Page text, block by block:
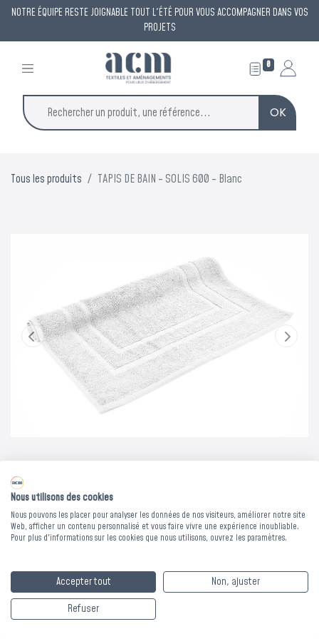
NOTRE ÉQUIPE RESTE JOIGNABLE TOUT L'ÉTÉ POUR VOUS ACCOMPAGNER DANS VOS
PROJETS
0
OK
Tous les produits TAPIS DE BAIN - SOLIS 600 - Blanc
TAPIS DE BAIN -
SOLIS 600 - Blanc
Découvrez le tapis de bain Solis 600, 100% coton et d'une
Nous utilisons des cookies
Nous pouvons les placer pour analyser les données de nos visiteurs, améliorer notre site
Web, afficher un contenu personnalisé et vous faire vivre une expérience inoubliable.
Pour plus d'informations sur les cookies que nous utilisons, ouvrez les paramètres.
Accepter tout
Non, ajuster
Refuser